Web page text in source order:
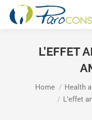
L’EFFET
You are here:
Home Health
L’effet